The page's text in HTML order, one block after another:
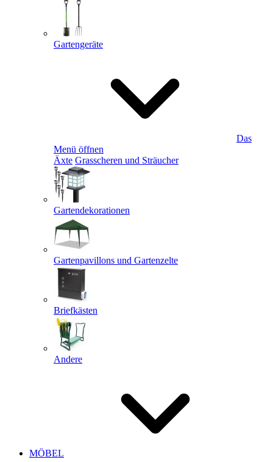
Gartengeräte
Das
Menü öffnen
Äxte Grasscheren und Sträucher
Gartendekorationen
Gartenpavillons und Gartenzelte
Briefkästen
Andere
MÖBEL